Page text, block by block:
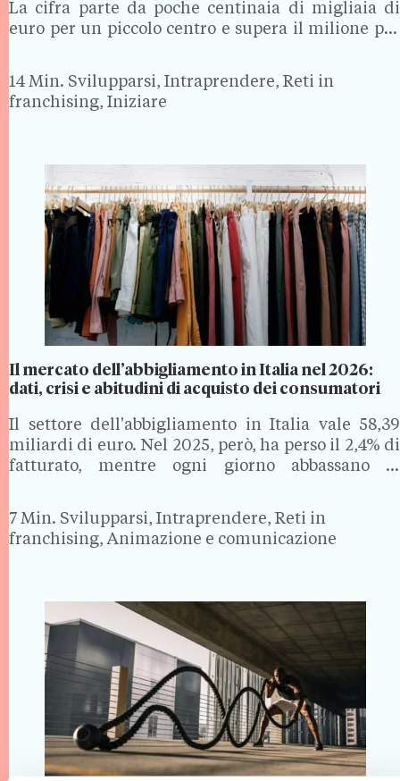
La cifra parte da poche centinaia di migliaia di
euro per un piccolo centro e supera il milione per
ristorazione e intrattenimento integrato. Questo
articolo…
14 Min. Svilupparsi, Intraprendere, Reti in
franchising, Iniziare
Il mercato dell’abbigliamento in Italia nel 2026:
dati, crisi e abitudini di acquisto dei consumatori
Il settore dell'abbigliamento in Italia vale 58,39
miliardi di euro. Nel 2025, però, ha perso il 2,4% di
fatturato, mentre ogni giorno abbassano la
trasformazione digitale e nuove abitudini di
consumo, uno studio…
7 Min. Svilupparsi, Intraprendere, Reti in
franchising, Animazione e comunicazione